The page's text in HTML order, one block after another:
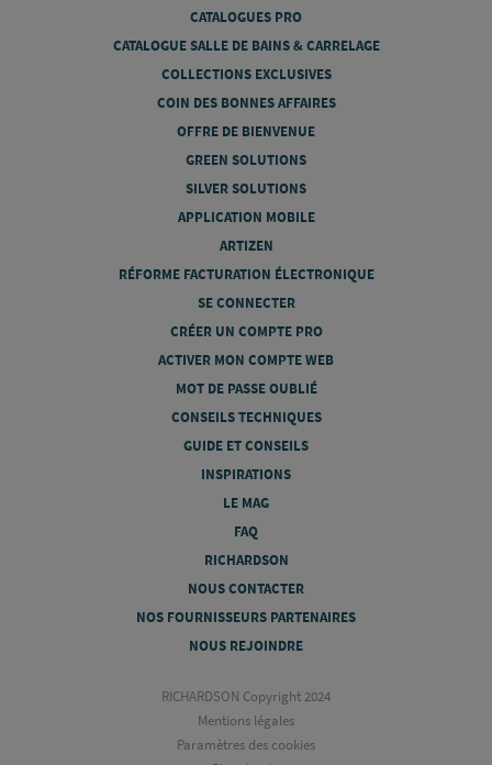
CATALOGUES PRO
CATALOGUE SALLE DE BAINS & CARRELAGE
COLLECTIONS EXCLUSIVES
COIN DES BONNES AFFAIRES
OFFRE DE BIENVENUE
GREEN SOLUTIONS
SILVER SOLUTIONS
APPLICATION MOBILE
ARTIZEN
RÉFORME FACTURATION ÉLECTRONIQUE
SE CONNECTER
CRÉER UN COMPTE PRO
ACTIVER MON COMPTE WEB
MOT DE PASSE OUBLIÉ
CONSEILS TECHNIQUES
GUIDE ET CONSEILS
INSPIRATIONS
LE MAG
FAQ
RICHARDSON
NOUS CONTACTER
NOS FOURNISSEURS PARTENAIRES
NOUS REJOINDRE
RICHARDSON Copyright 2024
Mentions légales
Paramètres des cookies